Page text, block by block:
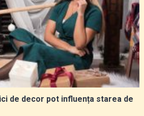
de decor pot influența starea de